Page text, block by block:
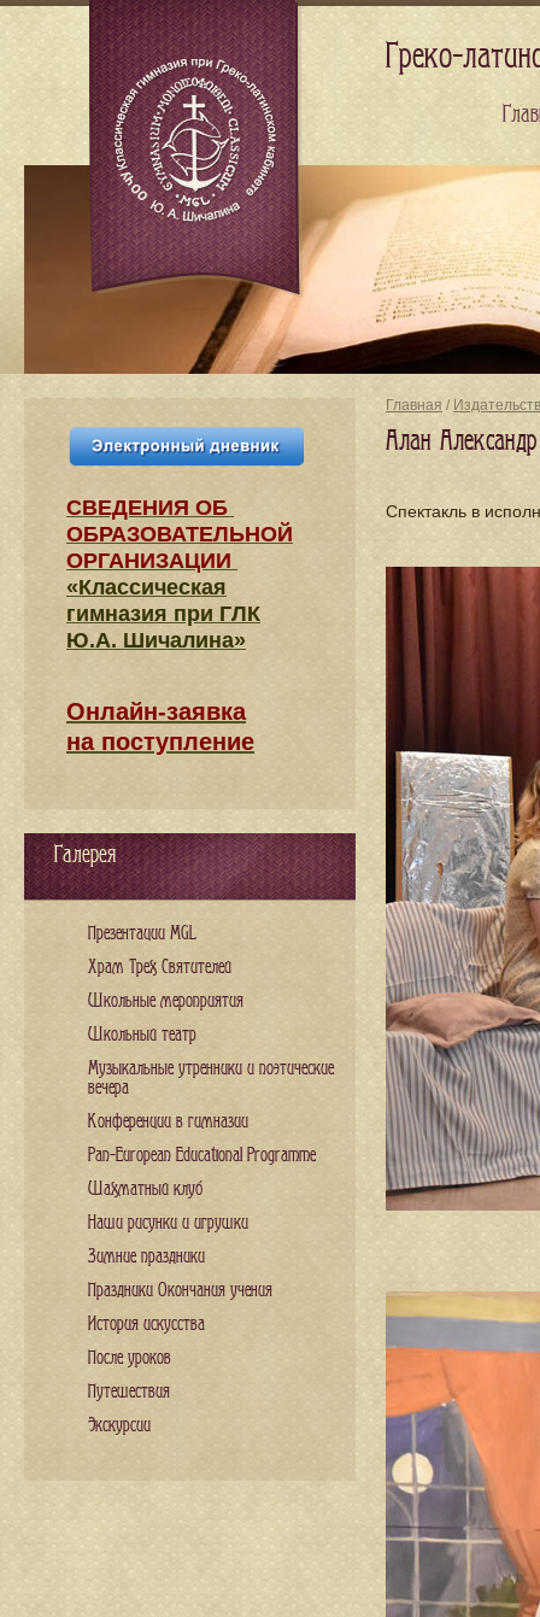
Главная /
Алан
Спектакль в
СВЕДЕНИЯ​ ОБ
ОБРАЗОВАТЕЛЬНОЙ
ОРГАНИЗАЦИИ
«Классическая
гимназия при ГЛК
Ю.А. Шичалина»
Онлайн-заявка
на поступление
Галерея
Презентации MGL
Храм Трех Святителей
Школьные мероприятия
Школьный театр
Музыкальные утренники и поэтические
вечера
Конференции в гимназии
Pan-European Educational Programme
Шахматный клуб
Наши рисунки и игрушки
Зимние праздники
Праздники Окончания учения
История искусства
После уроков
Путешествия
Экскурсии
Греко-